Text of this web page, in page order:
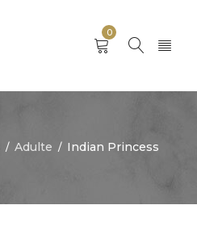
0
/ Adulte / Indian Princess